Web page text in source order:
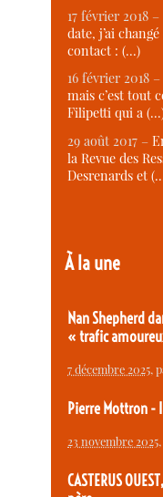
17 février 2018 –
date, j’ai
contact : (…)
16 février 2018
mais c’est tout
Filipetti qui a
29 août 2017 –
la Revue des
Desrenards et
À la une
Nan Shepherd
« trafic
7 décembre 2025,
Pierre Mottron -
23 novembre 2025
CASTERUS